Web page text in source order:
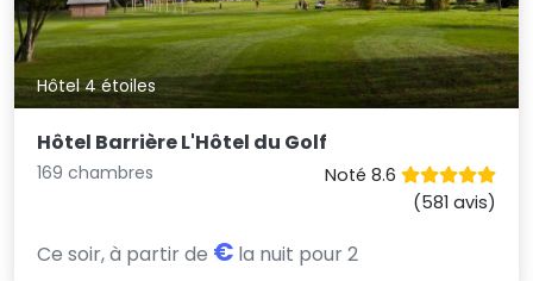
Hôtel 4 étoiles
Hôtel Barrière L'Hôtel du Golf
169 chambres
Noté 8.6
(581 avis)
Ce soir, à partir de € la nuit pour 2